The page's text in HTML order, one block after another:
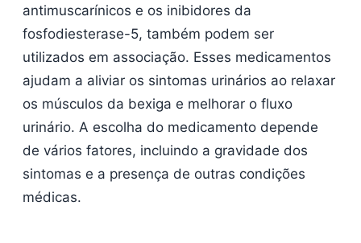
antimuscarínicos e os inibidores da
fosfodiesterase-5, também podem ser
utilizados em associação. Esses medicamentos
ajudam a aliviar os sintomas urinários ao relaxar
os músculos da bexiga e melhorar o fluxo
urinário. A escolha do medicamento depende
de vários fatores, incluindo a gravidade dos
sintomas e a presença de outras condições
médicas.